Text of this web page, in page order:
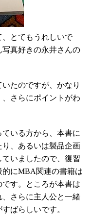
とてもうれしいで
真好きの永井さんの
たのですが、かなり
さらにポイントがわ
いる方から、本書に
、あるいは製品企画
いましたので、復習
にMBA関連の書籍は
す。ところが本書は
さらに主人公と一緒
ばらしいです。